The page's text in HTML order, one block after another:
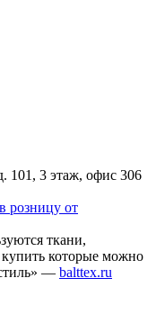
101, 3 этаж, офис 306
розницу от
ткани,
которые можно
— balttex.ru